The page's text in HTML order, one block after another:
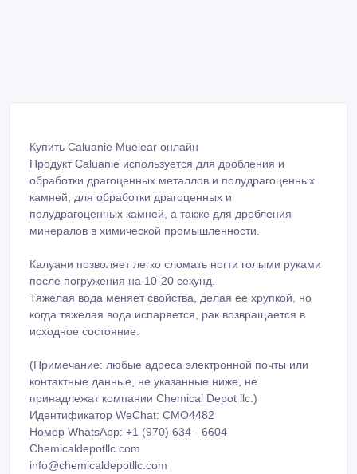
Купить Caluanie Muelear онлайн
Продукт Caluanie используется для дробления и
обработки драгоценных металлов и полудрагоценных
камней, для обработки драгоценных и
полудрагоценных камней, а также для дробления
минералов в химической промышленности.
Калуани позволяет легко сломать ногти голыми руками
после погружения на 10-20 секунд.
Тяжелая вода меняет свойства, делая ее хрупкой, но
когда тяжелая вода испаряется, рак возвращается в
исходное состояние.
(Примечание: любые адреса электронной почты или
контактные данные, не указанные ниже, не
принадлежат компании Chemical Depot llc.)
Идентификатор WeChat: CMO4482
Номер WhatsApp: +1 (970) 634 - 6604
Chemicaldepotllc.com
info@chemicaldepotllc.com